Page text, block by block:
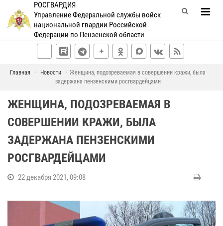
РОСГВАРДИЯ
Управление Федеральной службы войск
национальной гвардии Российской
Федерации по Пензенской области
Главная Новости
Женщина, подозреваемая в совершении кражи, была
задержана пензенскими росгвардейцами
ЖЕНЩИНА, ПОДОЗРЕВАЕМАЯ В
СОВЕРШЕНИИ КРАЖИ, БЫЛА
ЗАДЕРЖАНА ПЕНЗЕНСКИМИ
РОСГВАРДЕЙЦАМИ
22 декабря 2021, 09:08